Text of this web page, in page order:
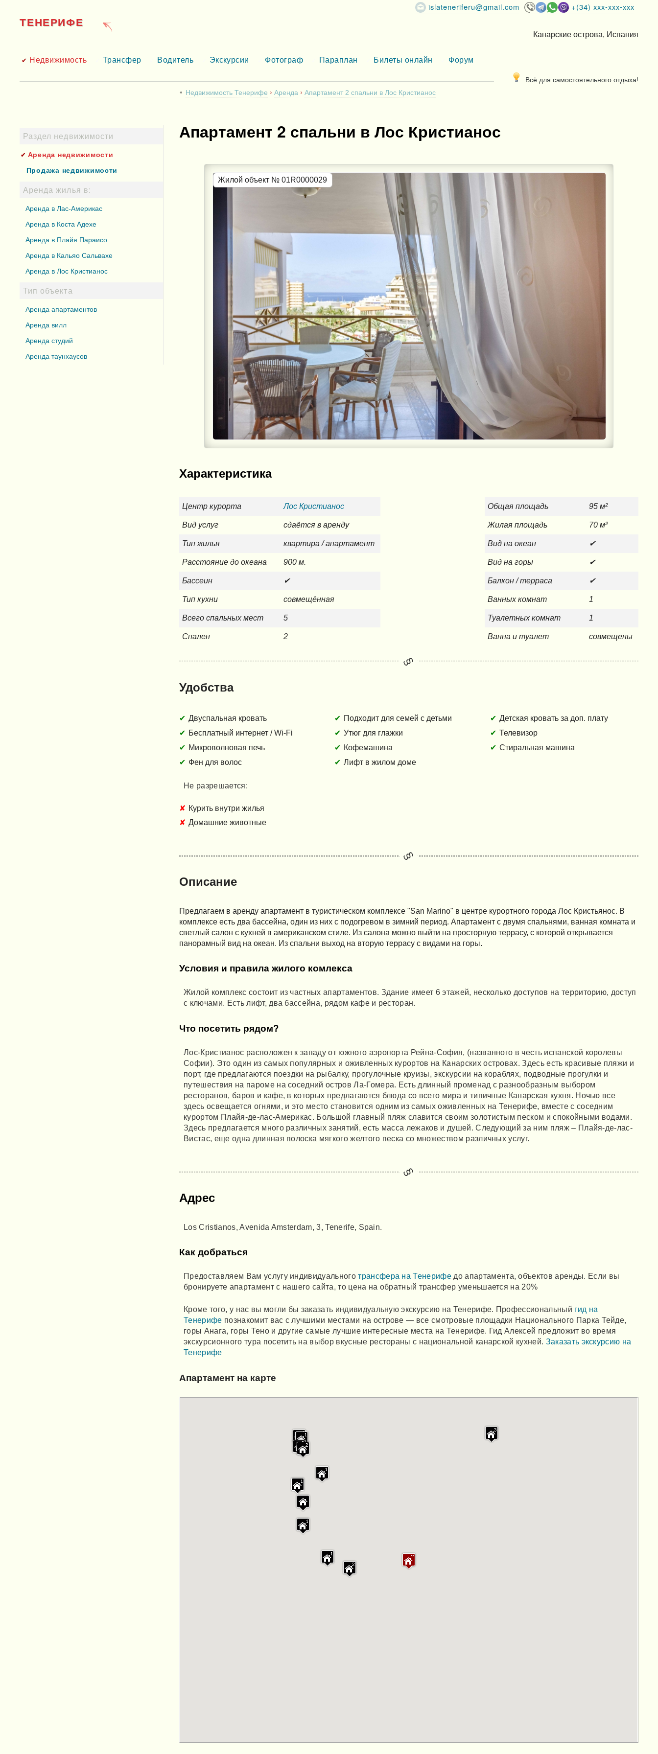
+(34) xxx-xxx-xxx
islateneriferu@gmail.com
ТЕНЕРИФЕ
Канарские острова, Испания
Недвижимость Трансфер Водитель Экскурсии Фотограф Параплан Билеты онлайн Форум
Всё для самостоятельного отдыха!
Недвижимость Тенерифе
Аренда Апартамент 2 спальни в Лос Кристианос
Апартамент 2 спальни в Лос Кристианос
Жилой объект № 01R0000029
Характеристика
Центр курорта Лос Кристианос
Вид услуг сдаётся в аренду
Тип жилья квартира / апартамент
Расстояние до океана 900 м.
Бассеин ✔
Тип кухни совмещённая
Всего спальных мест 5
Спален 2
Общая площадь 95 м²
Жилая площадь 70 м²
Вид на океан ✔
Вид на горы ✔
Балкон / терраса ✔
Ванных комнат 1
Туалетных комнат 1
Ванна и туалет совмещены
Удобства
Двуспальная кровать Подходит для семей с детьми
Детская кровать за доп. плату
Бесплатный интернет / Wi-Fi
Утюг для глажки
Телевизор
Микроволновая печь
Кофемашина
Стиральная машина
Фен для волос
Лифт в жилом доме
Не разрешается:
Курить внутри жилья
Домашние животные
Описание
Предлагаем в аренду апартамент в туристическом комплексе "San Marino" в центре курортного города Лос Кристьянос. В
комплексе есть два бассейна, один из них с подогревом в зимний период. Апартамент с двумя спальнями, ванная комната и
светлый салон с кухней в американском стиле. Из салона можно выйти на просторную террасу, с которой открывается
панорамный вид на океан. Из спальни выход на вторую террасу с видами на горы.
Условия и правила жилого комлекса
Жилой комплекс состоит из частных апартаментов. Здание имеет 6 этажей, несколько доступов на территорию, доступ
с ключами. Есть лифт, два бассейна, рядом кафе и ресторан.
Что посетить рядом?
Лос-Кристианос расположен к западу от южного аэропорта Рейна-София, (названного в честь испанской королевы
Софии). Это один из самых популярных и оживленных курортов на Канарских островах. Здесь есть красивые пляжи и
порт, где предлагаются поездки на рыбалку, прогулочные круизы, экскурсии на кораблях, подводные прогулки и
путешествия на пароме на соседний остров Ла-Гомера. Есть длинный променад с разнообразным выбором
ресторанов, баров и кафе, в которых предлагаются блюда со всего мира и типичные Канарская кухня. Ночью все
здесь освещается огнями, и это место становится одним из самых оживленных на Тенерифе, вместе с соседним
курортом Плайя-де-лас-Америкас. Большой главный пляж славится своим золотистым песком и спокойными водами.
Здесь предлагается много различных занятий, есть масса лежаков и душей. Следующий за ним пляж – Плайя-де-лас-
Вистас, еще одна длинная полоска мягкого желтого песка со множеством различных услуг.
Адрес
Los Cristianos, Avenida Amsterdam, 3, Tenerife, Spain.
Как добраться
Предоставляем Вам услугу индивидуальноготрансфера на Тенерифе до апартамента, объектов аренды. Если вы
бронируете апартамент с нашего сайта, то цена на обратный трансфер уменьшается на 20%
Кроме того, у нас вы могли бы заказать индивидуальную экскурсию на Тенерифе. Профессиональный гид на
Тенерифе познакомит вас с лучшими местами на острове — все смотровые площадки Национального Парка Тейде,
горы Анага, горы Тено и другие самые лучшие интересные места на Тенерифе. Гид Алексей предложит во время
экскурсионного тура посетить на выбор вкусные рестораны с национальной канарской кухней. Заказать экскурсию на
Тенерифе
Апартамент на карте
Раздел недвижимости
Аренда недвижимости
Продажа недвижимости
Аренда жилья в:
Аренда в Лас-Америкас
Аренда в Коста Адехе
Аренда в Плайя Параисо
Аренда в Кальяо Сальвахе
Аренда в Лос Кристианос
Тип объекта
Аренда апартаментов
Аренда вилл
Аренда студий
Аренда таунхаусов